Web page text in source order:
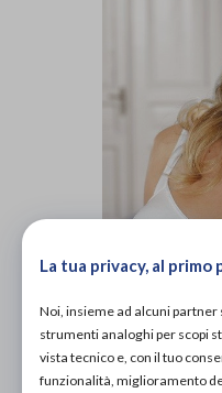
L'immagine è
rispecchiare
La tua privacy, al primo
Noi, insieme ad alcuni
strumenti analoghi per scopi
vista tecnico e, con il tuo
funzionalità, miglioramento